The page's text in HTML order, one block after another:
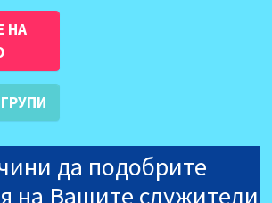
НА
да подобрите
на Вашите служители